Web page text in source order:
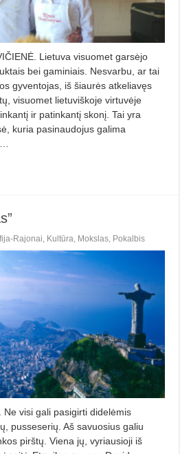
Lietuva visuomet garsėjo
bei gaminiais. Nesvarbu, ar tai
gyventojas, iš šiaurės atkeliavęs
visuomet lietuviškoje virtuvėje
ir patinkantį skonį. Tai yra
kuria pasinaudojus galima
Rajonai Kultūra Mokslas Pokalbis
visi gali pasigirti didelėmis
pusseserių. Aš savuosius galiu
pirštų. Viena jų, vyriausioji iš